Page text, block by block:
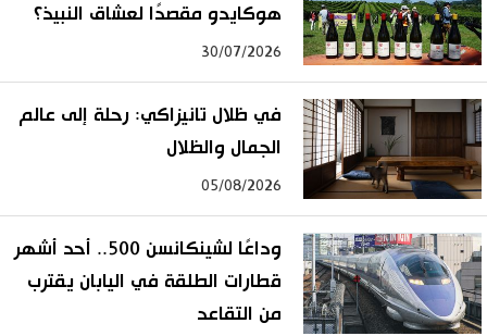
هوكايدو مقصدًا لعشاق النبيذ؟
30/07/2026
في ظلال تانيزاكي: رحلة إلى عالم
الجمال والظلال
05/08/2026
وداعًا لشينكانسن 500.. أحد أشهر
قطارات الطلقة في اليابان يقترب
من التقاعد